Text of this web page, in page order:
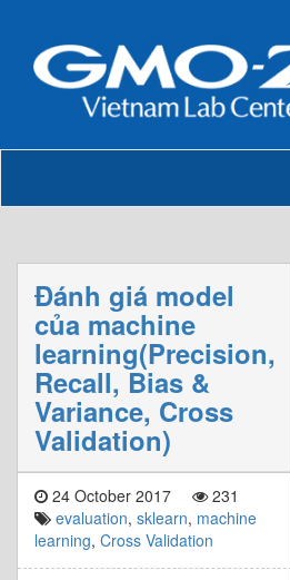
Đánh giá model
của machine
learning(Precision,
Recall, Bias &
Variance, Cross
Validation)
24 October 2017
231
evaluation, sklearn, machine
learning, Cross Validation